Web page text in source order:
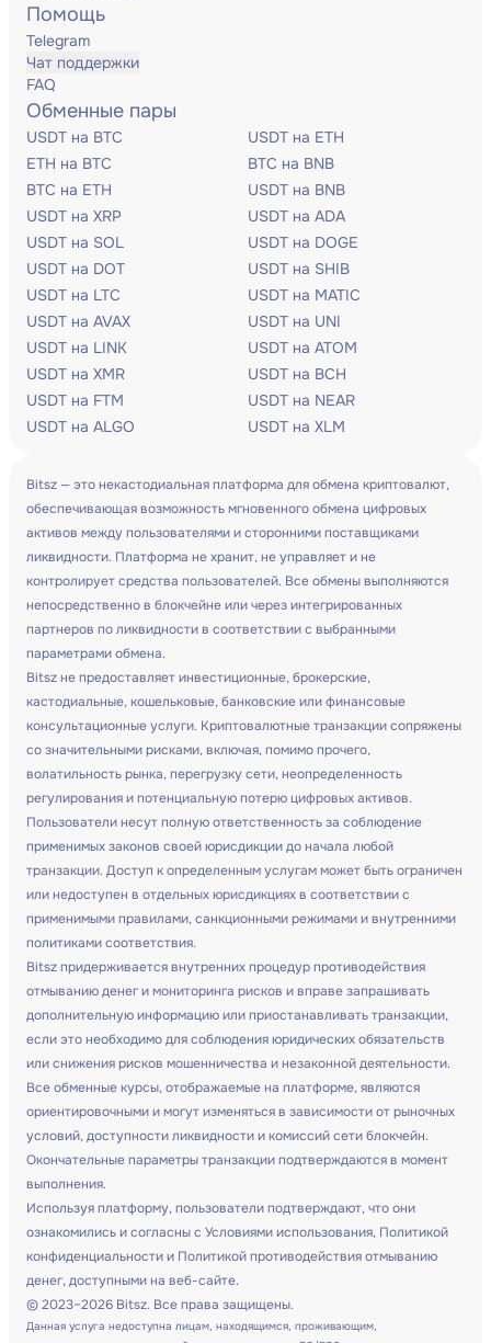
Помощь
Telegram
Чат поддержки
FAQ
Обменные пары
USDT на BTC
USDT на ETH
ETH на BTC
BTC на BNB
BTC на ETH
USDT на BNB
USDT на XRP
USDT на ADA
USDT на SOL
USDT на DOGE
USDT на DOT
USDT на SHIB
USDT на LTC
USDT на MATIC
USDT на AVAX
USDT на UNI
USDT на LINK
USDT на ATOM
USDT на XMR
USDT на BCH
USDT на FTM
USDT на NEAR
USDT на ALGO
USDT на XLM
Bitsz — это некастодиальная платформа для обмена криптовалют,
обеспечивающая возможность мгновенного обмена цифровых
активов между пользователями и сторонними поставщиками
ликвидности. Платформа не хранит, не управляет и не
контролирует средства пользователей. Все обмены выполняются
непосредственно в блокчейне или через интегрированных
партнеров по ликвидности в соответствии с выбранными
параметрами обмена.
Bitsz не предоставляет инвестиционные, брокерские,
кастодиальные, кошельковые, банковские или финансовые
консультационные услуги. Криптовалютные транзакции сопряжены
со значительными рисками, включая, помимо прочего,
волатильность рынка, перегрузку сети, неопределенность
регулирования и потенциальную потерю цифровых активов.
Пользователи несут полную ответственность за соблюдение
применимых законов своей юрисдикции до начала любой
транзакции. Доступ к определенным услугам может быть ограничен
или недоступен в отдельных юрисдикциях в соответствии с
применимыми правилами, санкционными режимами и внутренними
политиками соответствия.
Bitsz придерживается внутренних процедур противодействия
отмыванию денег и мониторинга рисков и вправе запрашивать
дополнительную информацию или приостанавливать транзакции,
если это необходимо для соблюдения юридических обязательств
или снижения рисков мошенничества и незаконной деятельности.
Все обменные курсы, отображаемые на платформе, являются
ориентировочными и могут изменяться в зависимости от рыночных
условий, доступности ликвидности и комиссий сети блокчейн.
Окончательные параметры транзакции подтверждаются в момент
выполнения.
Используя платформу, пользователи подтверждают, что они
ознакомились и согласны с Условиями использования, Политикой
конфиденциальности и Политикой противодействия отмыванию
денег, доступными на веб-сайте.
© 2023–2026 Bitsz. Все права защищены.
Данная услуга недоступна лицам, находящимся, проживающим,